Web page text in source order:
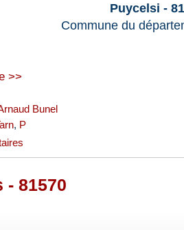
Puycelsi -
Commune du
>>
Bunel
, P
- 81570